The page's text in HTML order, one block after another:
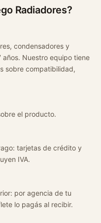
Radiadores?
condensadores y
Nuestro equipo tiene
sobre compatibilidad,
el producto.
tarjetas de crédito y
IVA.
por agencia de tu
lo pagás al recibir.